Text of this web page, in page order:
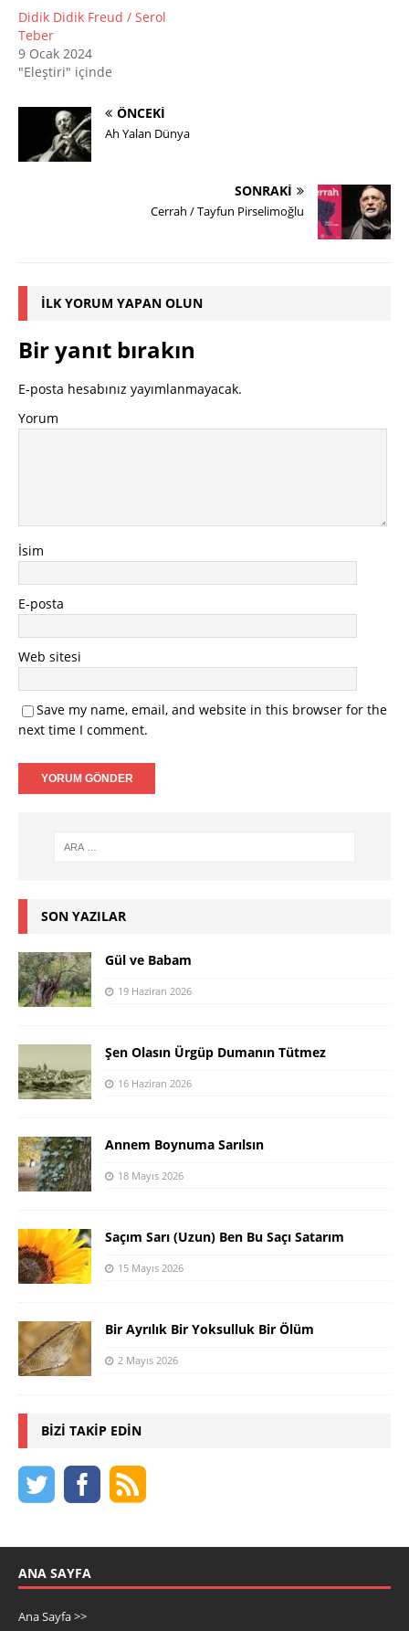
Didik Didik Freud / Serol
Teber
9 Ocak 2024
"Eleştiri" içinde
ÖNCEKI
Ah Yalan Dünya
SONRAKI
Cerrah / Tayfun Pirselimoğlu
İLK YORUM YAPAN OLUN
Bir yanıt bırakın
E-posta hesabınız yayımlanmayacak.
Yorum
İsim
E-posta
Web sitesi
Save my name, email, and website in this browser for the
next time I comment.
SON YAZILAR
Gül ve Babam
19 Haziran 2026
Şen Olasın Ürgüp Dumanın Tütmez
16 Haziran 2026
Annem Boynuma Sarılsın
18 Mayıs 2026
Saçım Sarı (Uzun) Ben Bu Saçı Satarım
15 Mayıs 2026
Bir Ayrılık Bir Yoksulluk Bir Ölüm
2 Mayıs 2026
BIZI TAKIP EDIN
ANA SAYFA
Ana Sayfa >>